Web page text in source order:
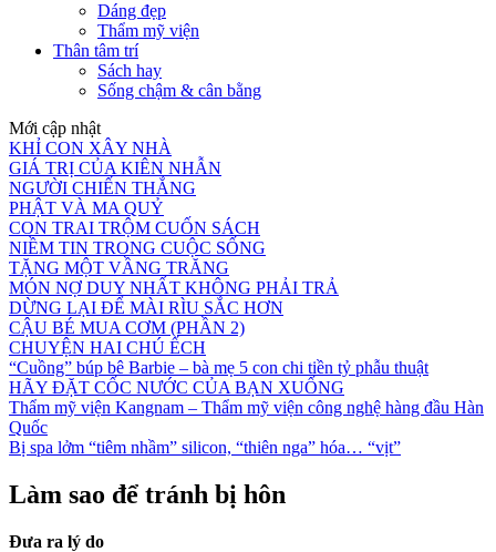
Dáng đẹp
Thẩm mỹ viện
Thân tâm trí
Sách hay
Sống chậm & cân bằng
Mới cập nhật
KHỈ CON XÂY NHÀ
GIÁ TRỊ CỦA KIÊN NHẪN
NGƯỜI CHIẾN THẮNG
PHẬT VÀ MA QUỶ
CON TRAI TRỘM CUỐN SÁCH
NIỀM TIN TRONG CUỘC SỐNG
TẶNG MỘT VẦNG TRĂNG
MÓN NỢ DUY NHẤT KHÔNG PHẢI TRẢ
DỪNG LẠI ĐỂ MÀI RÌU SẮC HƠN
CẬU BÉ MUA CƠM (PHẦN 2)
CHUYỆN HAI CHÚ ẾCH
“Cuồng” búp bê Barbie – bà mẹ 5 con chi tiền tỷ phẫu thuật
HÃY ĐẶT CỐC NƯỚC CỦA BẠN XUỐNG
Thẩm mỹ viện Kangnam – Thẩm mỹ viện công nghệ hàng đầu Hàn
Quốc
Bị spa lởm “tiêm nhầm” silicon, “thiên nga” hóa… “vịt”
Làm sao để tránh bị hôn
Đưa ra lý do